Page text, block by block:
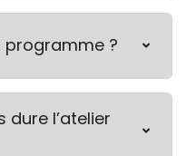
programme ?
l’atelier